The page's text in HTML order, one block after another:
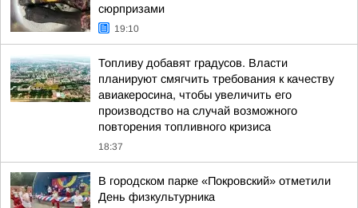
сюрпризами
19:10
Топливу добавят градусов. Власти
планируют смягчить требования к качеству
авиакеросина, чтобы увеличить его
производство на случай возможного
повторения топливного кризиса
18:37
В городском парке «Покровский» отметили
День физкультурника